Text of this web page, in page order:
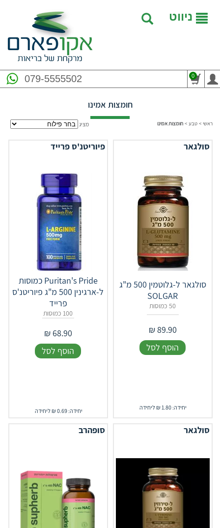
ניווט
079-5555502 0
חומצות אמינו
ראשי > טבע > חומצות אמינו מציג
סולגאר
סולגאר ל-גלוטמין 500 מ"ג
SOLGAR
50 כמוסות
89.90
₪
הוסף לסל
יחידה: 1.80 ₪ ליחידה
פיוריטנ'ס פרייד
Puritan's Pride כמוסות
ל-ארגינין 500 מ"ג פיוריטנ'ס
פרייד
100 כמוסות
68.90
₪
הוסף לסל
יחידה: 0.69 ₪ ליחידה
סולגאר סופהרב